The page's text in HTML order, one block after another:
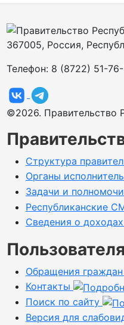
367005, Россия,
Телефон: 8 (8722) 51-
©2026. Правительство
Структура
Органы
Задачи и
Республиканские
Сведения о доходах
Обращения граждан
Контакты
Поиск по сайту
Версия для